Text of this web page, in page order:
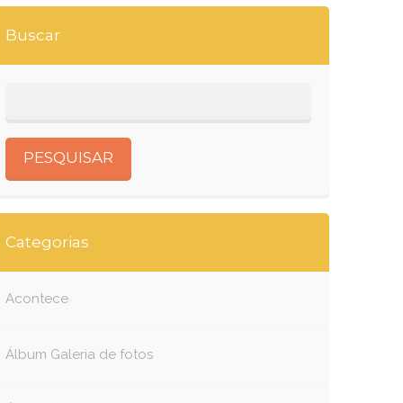
Buscar
Categorias
Acontece
Álbum Galeria de fotos